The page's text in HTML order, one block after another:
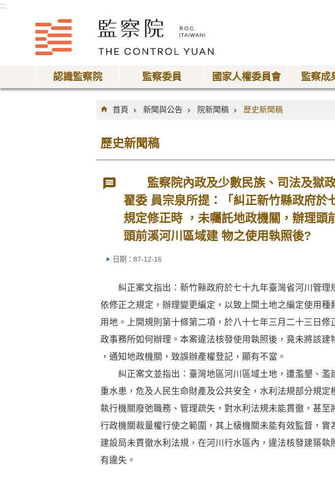
:::
認識監察院 監察委員 國家人權委員會 監察成
:::
首頁
新聞與公告 院新聞稿 歷史新聞稿
歷史新聞稿
監察院內政及少數民族、司法及獄政
翟委 員宗泉所提：「糾正新竹縣政府
規定修正時 ，未囑託地政機關，辦理
頭前溪河川區域建 物之使用執照後?
日期：87-12-16
糾正案文指出：新竹縣政府於七十九年臺灣省河川管理
依修正之規定，辦理變更編定，以致上開土地之編定使用種
用地。上開規則第十條第二項，於八十七年三月二十三日修
政事務所如何辦理。本案違法核發使用執照後，竟未將該建
，通知地政機關，致誤辦產權登記，顯有不當。
糾正案文並指出：臺灣地區河川區域土地，遭濫墾、濫
重水患，危及人民生命財產及公共安全，水利法規部分規定
執行機關廢弛職務、管理疏失，對水利法規未能貫徹，甚至
行政機關裁量權行使之範圍，其上級機關未能有效監督，實
建設局未貫徹水利法規，在河川行水區內，違法核發建築執
有違失。